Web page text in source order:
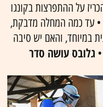
על ההתפרצות בקונגו
• עד כמה המחלה מדבקת,
במיוחד, והאם יש סיבה
גלובס עושה סדר